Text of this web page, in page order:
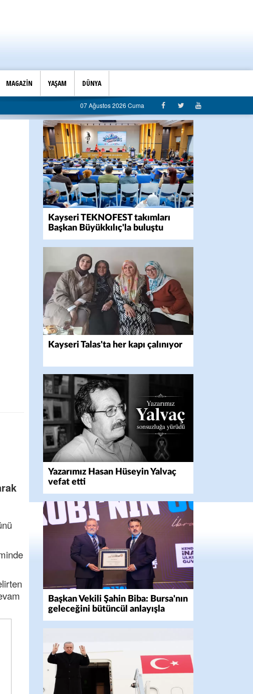
MAGAZİN YAŞAM DÜNYA
07 Ağustos 2026 Cuma
Kayseri TEKNOFEST takımları
Başkan Büyükkılıç'la buluştu
Kayseri Talas'ta her kapı çalınıyor
Yazarımız Hasan Hüseyin Yalvaç
vefat etti
Başkan Vekili Şahin Biba: Bursa'nın
geleceğini bütüncül anlayışla
planlıyoruz